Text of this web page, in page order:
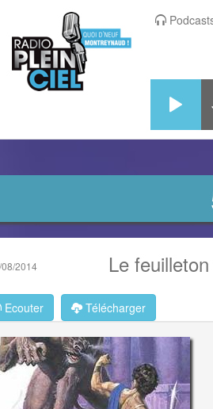
2014 Le
Ecouter Télécharger